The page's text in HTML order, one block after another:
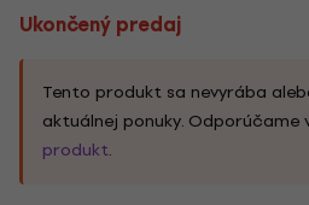
Ukončený predaj
Tento produkt sa nevyrába
aktuálnej ponuky. Odporúčame
produkt.